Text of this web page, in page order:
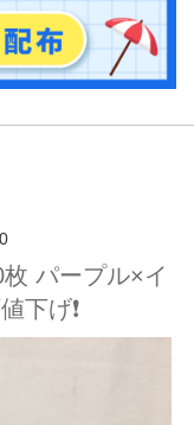
パープル×イ
下げ❗️